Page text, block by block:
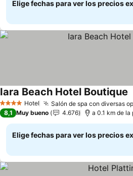
Elige fechas para ver los precios
4 EstrellasHotel Salón de spa con diversas
Iara Beach Hotel Boutique
8,1 Muy bueno 4.676 a 0.1 km de la
Elige fechas para ver los precios